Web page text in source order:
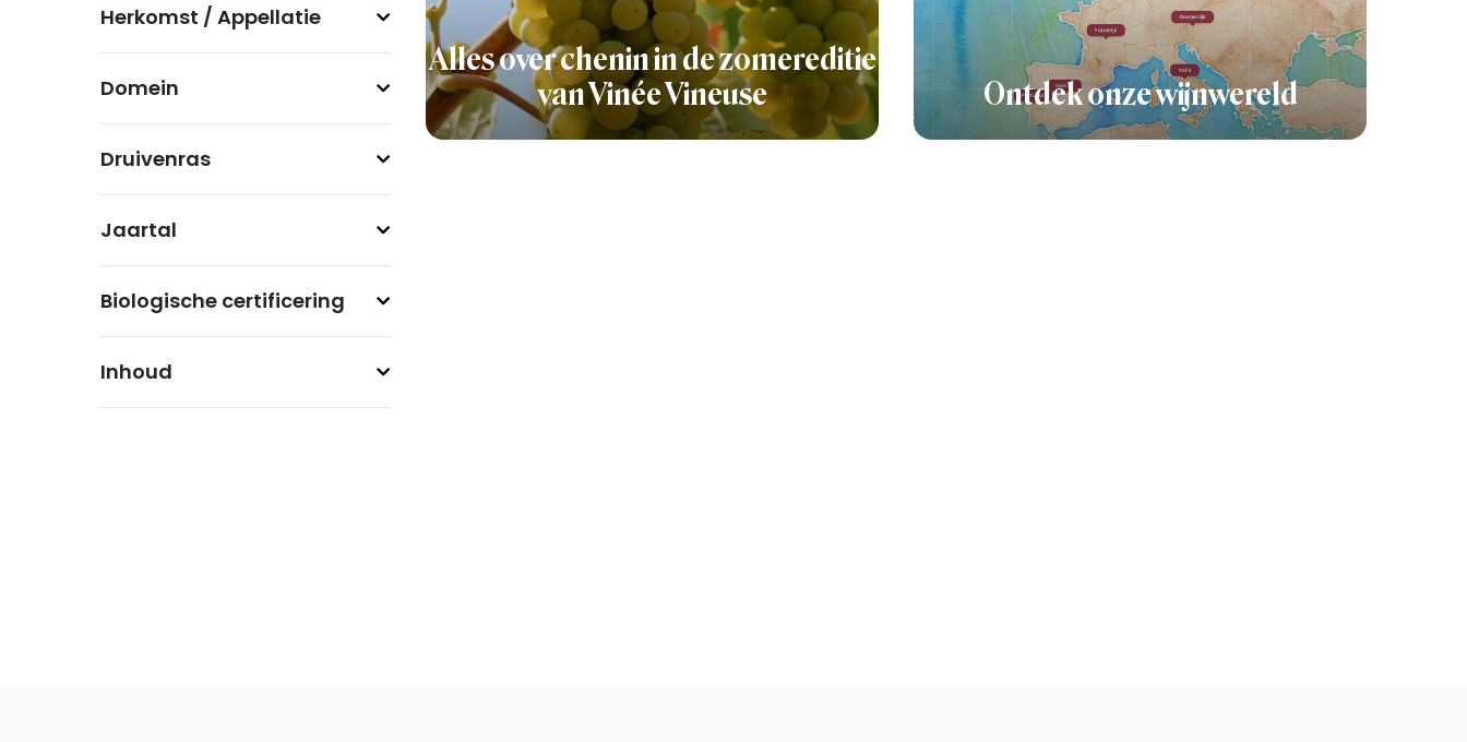
Herkomst / Appellatie
Domein
Druivenras
Jaartal
Biologische certificering
Inhoud
Alles over chenin in de zomereditie
van Vinée Vineuse
Ontdek onze wijnwereld